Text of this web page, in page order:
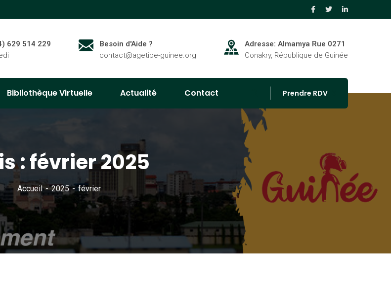
629 514 229
Besoin d'Aide ?
contact@agetipe-guinee.org
Adresse: Almamya Rue 0271
Conakry, République de Guinée
Bibliothèque Virtuelle Actualité Contact Prendre RDV
:février 2025
Accueil 2025 février